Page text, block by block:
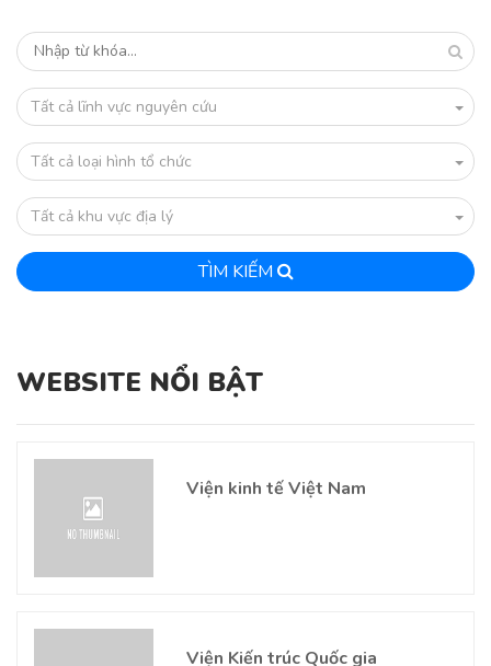
Tất cả lĩnh vực nguyên cứu
Tất cả loại hình tổ chức
Tất cả khu vực địa lý
TÌM KIẾM
WEBSITE NỔI BẬT
Viện kinh tế Việt Nam
Viện Kiến trúc Quốc gia